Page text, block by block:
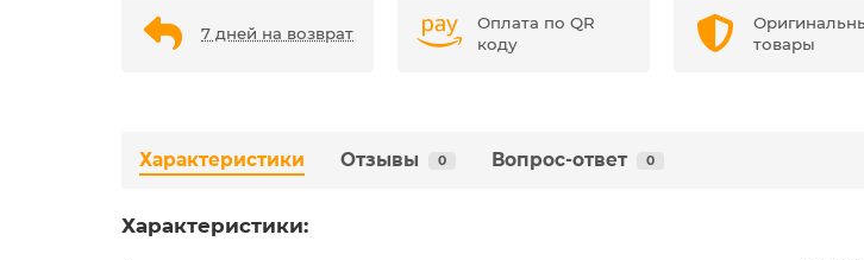
7 дней на возврат
Оплата по QR
коду
товары
Характеристики Отзывы 0 Вопрос-ответ 0
Характеристики: